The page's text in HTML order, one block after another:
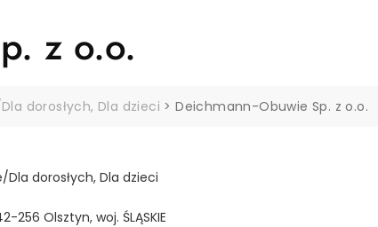
z o.o.
dorosłych, Dla dzieci >Deichmann-Obuwie Sp. z o.o.
Dla dorosłych, Dla dzieci
256 Olsztyn, woj. ŚLĄSKIE